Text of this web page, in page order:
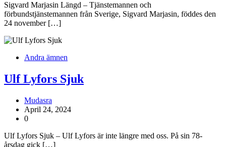
Sigvard Marjasin Längd – Tjänstemannen och
förbundstjänstemannen från Sverige, Sigvard Marjasin, föddes den
24 november […]
Andra ämnen
Ulf Lyfors Sjuk
Mudasra
April 24, 2024
0
Ulf Lyfors Sjuk – Ulf Lyfors är inte längre med oss. På sin 78-
årsdag gick […]